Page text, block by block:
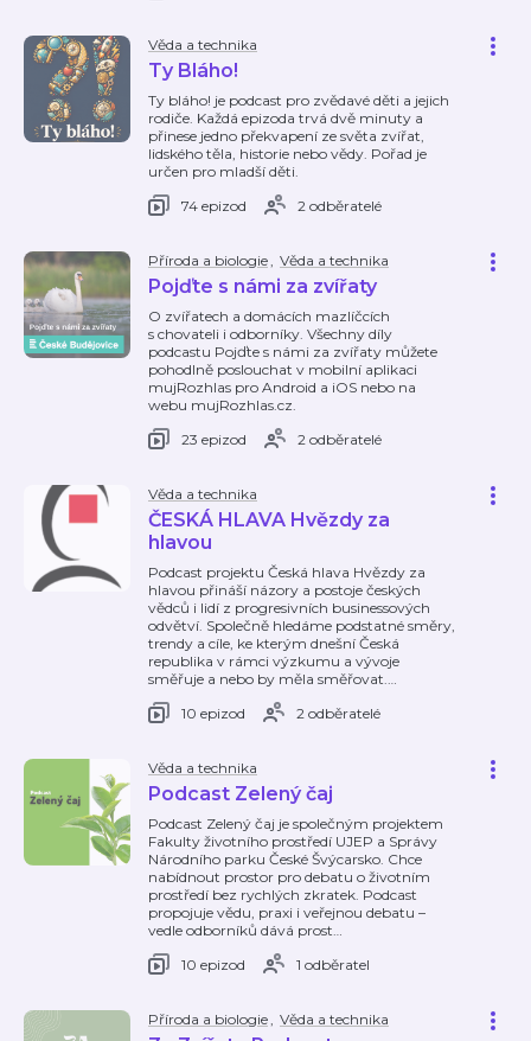
Věda a technika
Ty Bláho!
Ty bláho! je podcast pro zvědavé děti a jejich
rodiče. Každá epizoda trvá dvě minuty a
přinese jedno překvapení ze světa zvířat,
lidského těla, historie nebo vědy. Pořad je
určen pro mladší děti.
74 epizod
2 odběratelé
Příroda a biologie, Věda a technika
Pojďte s námi za zvířaty
O zvířatech a domácích mazlíčcích
s chovateli i odborníky. Všechny díly
podcastu Pojďte s námi za zvířaty můžete
pohodlně poslouchat v mobilní aplikaci
mujRozhlas pro Android a iOS nebo na
webu mujRozhlas.cz.
23 epizod
2 odběratelé
Věda a technika
ČESKÁ HLAVA Hvězdy za
hlavou
Podcast projektu Česká hlava Hvězdy za
hlavou přináší názory a postoje českých
vědců i lidí z progresivních businessových
odvětví. Společně hledáme podstatné směry,
trendy a cíle, ke kterým dnešní Česká
republika v rámci výzkumu a vývoje
směřuje a nebo by měla směřovat.…
10 epizod
2 odběratelé
Věda a technika
Podcast Zelený čaj
Podcast Zelený čaj je společným projektem
Fakulty životního prostředí UJEP a Správy
Národního parku České Švýcarsko. Chce
nabídnout prostor pro debatu o životním
prostředí bez rychlých zkratek. Podcast
propojuje vědu, praxi i veřejnou debatu –
vedle odborníků dává prost…
10 epizod
1 odběratel
Příroda a biologie, Věda a technika